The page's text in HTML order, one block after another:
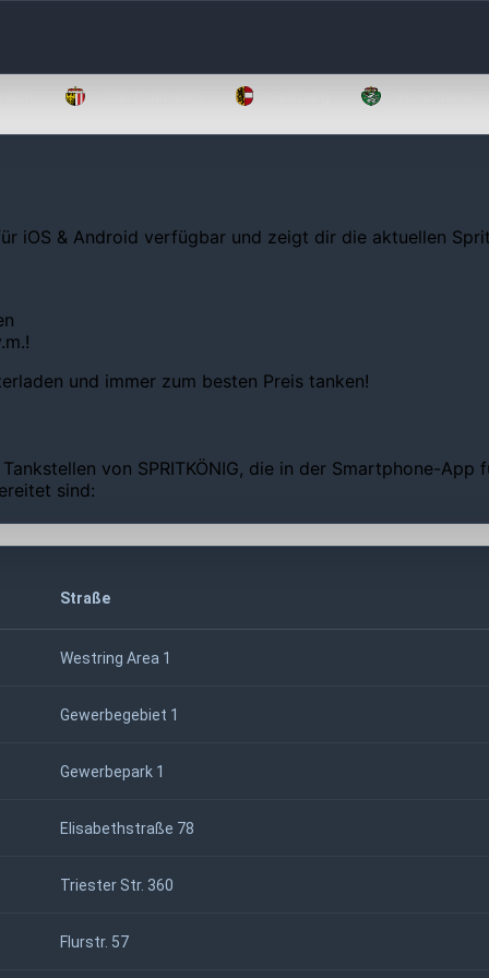
iOS & Android verfügbar und zeigt dir die aktuellen
und immer zum besten Preis tanken!
von SPRITKÖNIG, die in der Smartphone-
sind:
Straße
Westring Area 1
Gewerbegebiet 1
Gewerbepark 1
Elisabethstraße 78
Triester Str. 360
Flurstr. 57